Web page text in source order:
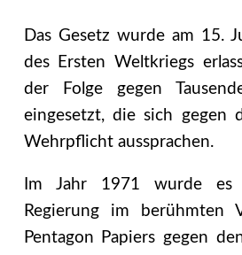
Das Gesetz wurde am 15.
des Ersten Weltkriegs
der Folge gegen
eingesetzt, die sich gegen
Wehrpflicht aussprachen.
Im Jahr 1971 wurde
Regierung im berühmten
Pentagon Papiers gegen